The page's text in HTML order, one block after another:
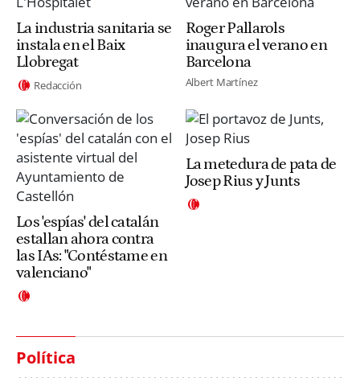
La industria sanitaria se
instala en el Baix
Llobregat
Redacción
Roger Pallarols
inaugura el verano en
Barcelona
Albert Martínez
Los 'espías' del catalán
estallan ahora contra
las IAs: "Contéstame en
valenciano"
La metedura de pata de
Josep Rius y Junts
Política